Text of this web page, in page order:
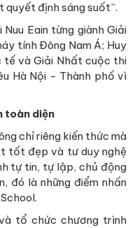
quyết định sáng suốt”.
Eain từng giành Giải
tính Đông Nam Á; Huy
tế và Giải Nhất cuộc thi
Hà Nội - Thành phố vì
toàn diện
chỉ riêng kiến thức mà
tốt đẹp và tư duy nghệ
tự tin, tự lập, chủ động
đó là những điểm nhấn
tổ chức chương trình